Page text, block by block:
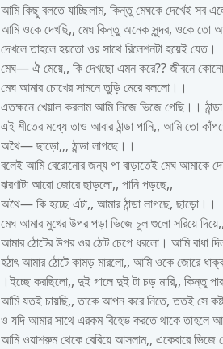
আমি কিছু বলতে যাচ্ছিলাম, কিন্তু মেঘকে দেখেই সব
আমি ওকে দেখছি,, মেঘ কিন্তু অনেক সুন্দর, ওকে তো
দেখলে তাহলে হয়তো ওর সাথে রিলেশনটা হয়েই যেত।
মেঘ— ঐ মেয়ে,, কি দেখছো এমন করে?? জীবনে
মেঘ আমার চোখের সামনে তুড়ি মেরে বললো।।
এতক্ষনে খেয়াল করলাম আমি নিজে ভিজে গেছি।।
এই শীতের মধ্যে তাও আবার ঠান্ডা পানি,, আমি তো
অথৈ— ছাড়ো,,, ঠান্ডা লাগছে।।
বলেই আমি বেরোনোর জন্য পা বাড়াতেই মেঘ আমাকে
ঝরণাটা আরো জোরে ছাড়লো,, পানি পড়ছে,,
অথৈ— কি হচ্ছে এটা,, আমার ঠান্ডা লাগছে, ছাড়ো।।
মেঘ আমার মুখের উপর পড়া ভিজে চুল গুলো সরিয়ে দিয়ে,,
আমার ঠোটের উপর ওর ঠোট চেপে ধরলো। আমি বাধা
হঠাৎ আমার ঠোটে কামড় মারলো,, আমি ওকে জোরে
।ইচ্ছে করছিলো,, দুই গালে দুই টা চড় মারি,, কিন্তু
আমি যতই চায়ছি,, তাকে আপন করে নিতে, ততই সে
ও যদি আমার সাথে এরকম বিহেভ করতে থাকে তাহলে
আমি ওয়াশরুম থেকে বেরিয়ে আসলাম,, একেবারে ভিজে